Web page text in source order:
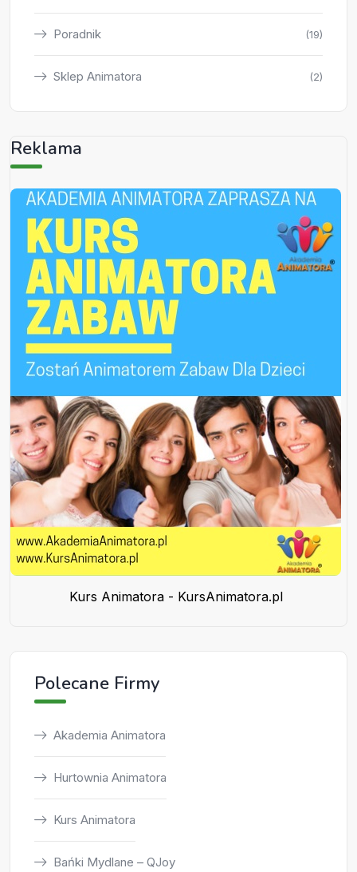
Poradnik (19)
Sklep Animatora (2)
Reklama
Kurs Animatora - KursAnimatora.pl
Polecane Firmy
Akademia Animatora
Hurtownia Animatora
Kurs Animatora
Bańki Mydlane – QJoy